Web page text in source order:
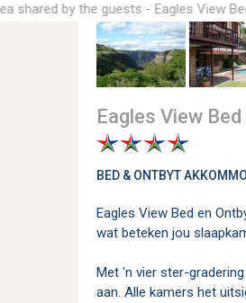
shared by the guests - Eagles View
Accommodation
Eagles View
BED & ONTBYT
Eagles View Bed en
wat beteken jou
Met 'n vier ster-
aan. Alle kamers het